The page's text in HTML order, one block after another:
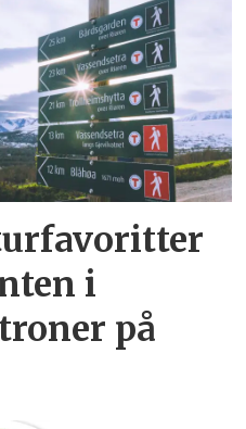
i
på